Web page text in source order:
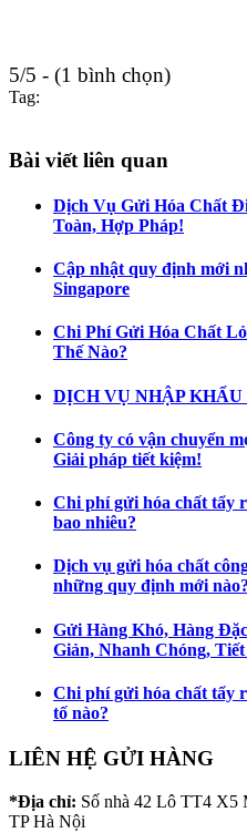
5/5 - (1 bình chọn)
Tag:
Bài viết liên quan
Dịch Vụ Gửi Hóa Chất
Toàn, Hợp Pháp!
Cập nhật quy định mới
Singapore
Chi Phí Gửi Hóa Chất
Thế Nào?
DỊCH VỤ NHẬP KHẨU
Công ty có vận chuyển
Giải pháp tiết kiệm!
Chi phí gửi hóa chất tẩy
bao nhiêu?
Dịch vụ gửi hóa chất
những quy định mới nào?
Gửi Hàng Khó, Hàng
Giản, Nhanh Chóng,
Chi phí gửi hóa chất tẩy
tố nào?
LIÊN HỆ GỬI HÀNG
*Địa chỉ: Số nhà 42 Lô TT4
TP Hà Nội